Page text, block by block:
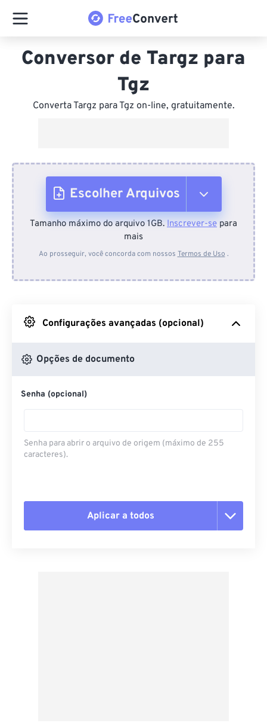
Conversor de Targz para
Tgz
Converta Targz para Tgz on-line, gratuitamente.
Escolher Arquivos
Do dispositivo
Do Google Drive
Do OneDrive
Da URL
Tamanho máximo do arquivo 1GB. Inscrever-se para
mais
Ao prosseguir, você concorda com nossos Termos de Uso .
Configurações avançadas (opcional)
Opções de documento
Senha (opcional)
Senha para abrir o arquivo de origem (máximo de 255
caracteres).
Aplicar a todos